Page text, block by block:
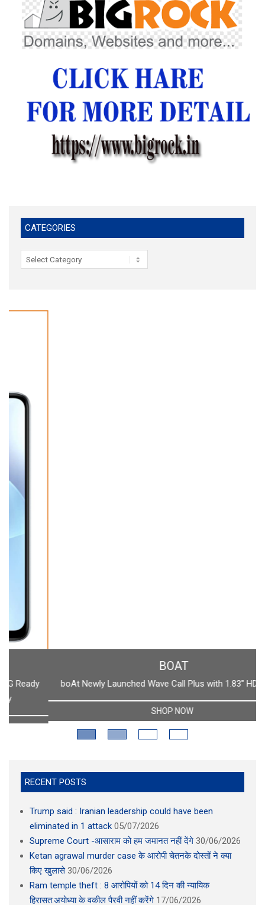
CATEGORIES
Categories
boAt Newly Launched Wave Call Plus with 1.83" HD Display
SHOP NOW
RECENT POSTS
Trump said : Iranian leadership could have been
eliminated in 1 attack 05/07/2026
Supreme Court -आसाराम को हम जमानत नहीं देंगे 30/06/2026
Ketan agrawal murder case के आरोपी चेतनके दोस्तों ने क्या
किए खुलासे 30/06/2026
Ram temple theft : 8 आरोपियों को 14 दिन की न्यायिक
हिरासत:अयोध्या के वकील पैरवी नहीं करेंगे 17/06/2026